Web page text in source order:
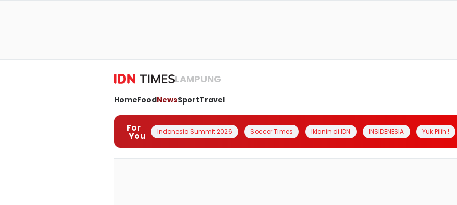
LAMPUNG
HomeFoodNewsSportTravel
For
You Indonesia Summit 2026 Soccer Times Iklanin di IDN INSIDENESIA Yuk Pilih !